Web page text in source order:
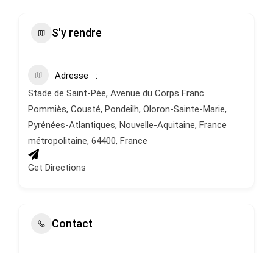
FACTURESS'y rendre
Adresse
Stade de Saint-Pée, Avenue du Corps Franc
Pommiès, Cousté, Pondeilh, Oloron-Sainte-Marie,
Pyrénées-Atlantiques, Nouvelle-Aquitaine, France
métropolitaine, 64400, France
Get Directions
Contact